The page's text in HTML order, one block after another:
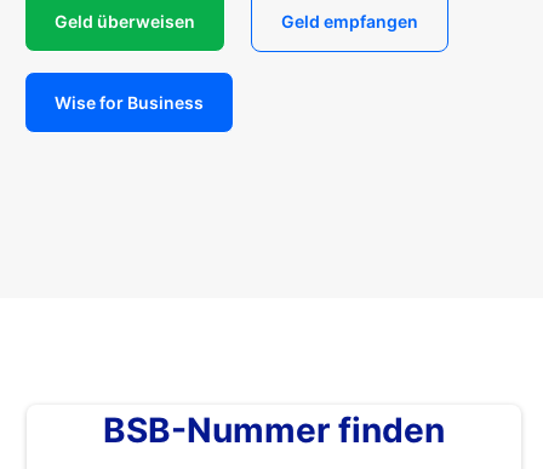
Geld überweisen Geld empfangen
Wise for Business
BSB-Nummer finden